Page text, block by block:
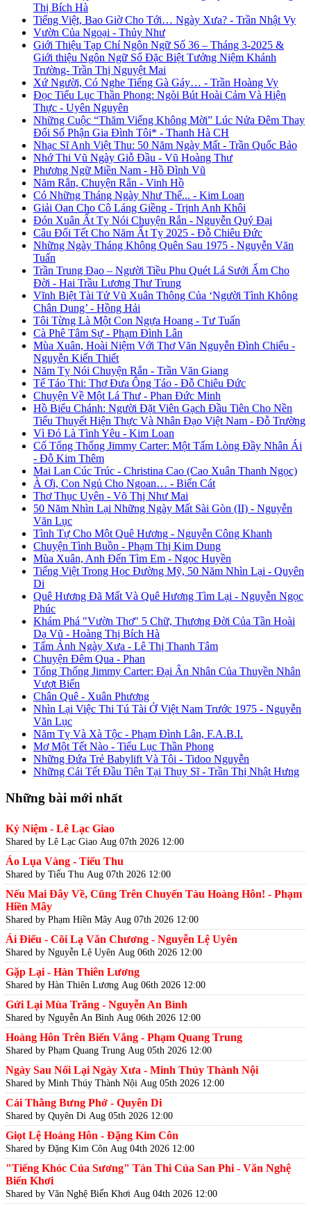
Thị Bích Hà
Tiếng Việt, Bao Giờ Cho Tới… Ngày Xưa? - Trần Nhật Vy
Vườn Của Ngoại - Thủy Như
Giới Thiệu Tạp Chí Ngôn Ngữ Số 36 – Tháng 3-2025 &
Giới thiệu Ngôn Ngữ Số Đặc Biệt Tưởng Niệm Khánh
Trường- Trần Thị Nguyệt Mai
Xứ Người, Có Nghe Tiếng Gà Gáy… - Trần Hoàng Vy
Đọc Tiểu Lục Thần Phong: Ngòi Bút Hoài Cảm Và Hiện
Thực - Uyên Nguyên
Những Cuộc “Thăm Viếng Không Mời” Lúc Nửa Đêm Thay
Đổi Số Phận Gia Đình Tôi* - Thanh Hà CH
Nhạc Sĩ Anh Việt Thu: 50 Năm Ngày Mất - Trần Quốc Bảo
Nhớ Thi Vũ Ngày Giỗ Đầu - Vũ Hoàng Thư
Phương Ngữ Miền Nam - Hồ Đình Vũ
Năm Rắn, Chuyện Rắn - Vinh Hồ
Có Những Tháng Ngày Như Thế... - Kim Loan
Giải Oan Cho Cô Láng Giềng - Trịnh Anh Khôi
Đón Xuân Ất Tỵ Nói Chuyện Rắn - Nguyễn Quý Đại
Câu Đối Tết Cho Năm Ất Tỵ 2025 - Đỗ Chiêu Đức
Những Ngày Tháng Không Quên Sau 1975 - Nguyễn Văn
Tuấn
Trần Trung Đạo – Người Tiều Phu Quét Lá Sưởi Ấm Cho
Đời - Hai Trầu Lương Thư Trung
Vĩnh Biệt Tài Tử Vũ Xuân Thông Của ‘Người Tình Không
Chân Dung’ - Hồng Hải
Tôi Từng Là Một Con Ngựa Hoang - Tư Tuấn
Cà Phê Tâm Sự - Phạm Đình Lân
Mùa Xuân, Hoài Niệm Với Thơ Văn Nguyễn Đình Chiểu -
Nguyễn Kiến Thiết
Năm Tỵ Nói Chuyện Rắn - Trần Văn Giang
Tế Táo Thi: Thơ Đưa Ông Táo - Đỗ Chiêu Đức
Chuyện Về Một Lá Thư - Phan Đức Minh
Hồ Biểu Chánh: Người Đặt Viên Gạch Đầu Tiên Cho Nền
Tiểu Thuyết Hiện Thực Và Nhân Đạo Việt Nam - Đỗ Trường
Vì Đó Là Tình Yêu - Kim Loan
Cố Tổng Thống Jimmy Carter: Một Tấm Lòng Đầy Nhân Ái
- Đỗ Kim Thêm
Mai Lan Cúc Trúc - Christina Cao (Cao Xuân Thanh Ngọc)
À Ơi, Con Ngủ Cho Ngoan… - Biển Cát
Thơ Thục Uyên - Võ Thị Như Mai
50 Năm Nhìn Lại Những Ngày Mất Sài Gòn (II) - Nguyễn
Văn Lục
Tình Tự Cho Một Quê Hương - Nguyễn Công Khanh
Chuyện Tình Buồn - Phạm Thị Kim Dung
Mùa Xuân, Anh Đến Tìm Em - Ngọc Huyền
Tiếng Việt Trong Học Đường Mỹ, 50 Năm Nhìn Lại - Quyên
Di
Quê Hương Đã Mất Và Quê Hương Tìm Lại - Nguyễn Ngọc
Phúc
Khám Phá "Vườn Thơ" 5 Chữ, Thương Đời Của Tần Hoài
Dạ Vũ - Hoàng Thị Bích Hà
Tấm Ảnh Ngày Xưa - Lê Thị Thanh Tâm
Chuyện Đêm Qua - Phan
Tổng Thống Jimmy Carter: Đại Ân Nhân Của Thuyền Nhân
Vượt Biển
Chân Quê - Xuân Phương
Nhìn Lại Việc Thi Tú Tài Ở Việt Nam Trước 1975 - Nguyễn
Văn Lục
Năm Tỵ Và Xà Tộc - Phạm Đình Lân, F.A.B.I.
Mơ Một Tết Nào - Tiểu Lục Thần Phong
Những Đứa Trẻ Babylift Và Tôi - Tidoo Nguyễn
Những Cái Tết Đầu Tiên Tại Thụy Sĩ - Trần Thị Nhật Hưng
Những bài mới nhất
Kỷ Niệm - Lê Lạc Giao
Shared by Lê Lạc Giao Aug 07th 2026 12:00
Áo Lụa Vàng - Tiểu Thu
Shared by Tiểu Thu Aug 07th 2026 12:00
Nếu Mai Đây Về, Cũng Trên Chuyến Tàu Hoàng Hôn! - Phạm
Hiền Mây
Shared by Phạm Hiền Mây Aug 07th 2026 12:00
Ái Điểu - Cõi Lạ Văn Chương - Nguyễn Lệ Uyên
Shared by Nguyễn Lệ Uyên Aug 06th 2026 12:00
Gặp Lại - Hàn Thiên Lương
Shared by Hàn Thiên Lương Aug 06th 2026 12:00
Gửi Lại Mùa Trăng - Nguyễn An Bình
Shared by Nguyễn An Bình Aug 06th 2026 12:00
Hoàng Hôn Trên Biển Vắng - Phạm Quang Trung
Shared by Phạm Quang Trung Aug 05th 2026 12:00
Ngày Sau Nối Lại Ngày Xưa - Minh Thúy Thành Nội
Shared by Minh Thúy Thành Nội Aug 05th 2026 12:00
Cái Thằng Bưng Phở - Quyên Di
Shared by Quyên Di Aug 05th 2026 12:00
Giọt Lệ Hoàng Hôn - Đặng Kim Côn
Shared by Đặng Kim Côn Aug 04th 2026 12:00
"Tiếng Khóc Của Sương" Tản Thi Của San Phi - Văn Nghệ
Biển Khơi
Shared by Văn Nghệ Biển Khơi Aug 04th 2026 12:00